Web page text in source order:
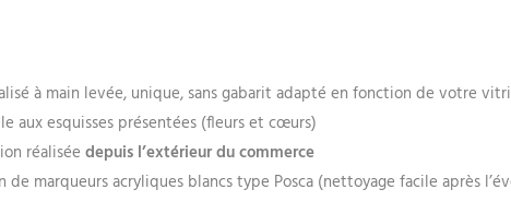
à main levée, unique, sans gabarit adapté en fonction de votre
aux esquisses présentées (fleurs et cœurs)
réalisée depuis l’extérieur du commerce
de marqueurs acryliques blancs type Posca (nettoyage facile après